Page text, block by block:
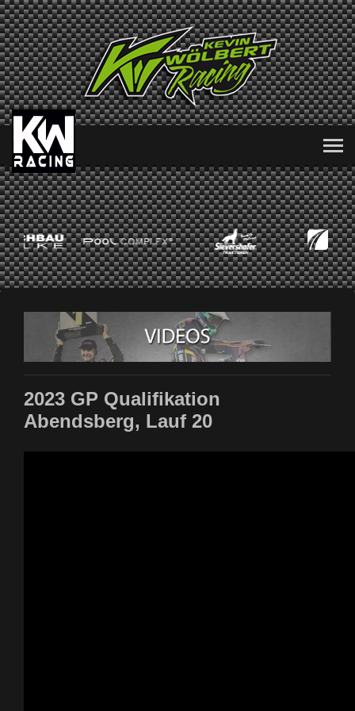
2023 GP Qualifikation
Abendsberg, Lauf 20